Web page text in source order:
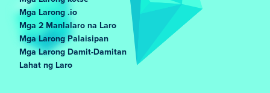
Mga Larong .io
Mga 2 Manlalaro na Laro
Mga Larong Palaisipan
Mga Larong Damit-Damitan
Lahat ng Laro